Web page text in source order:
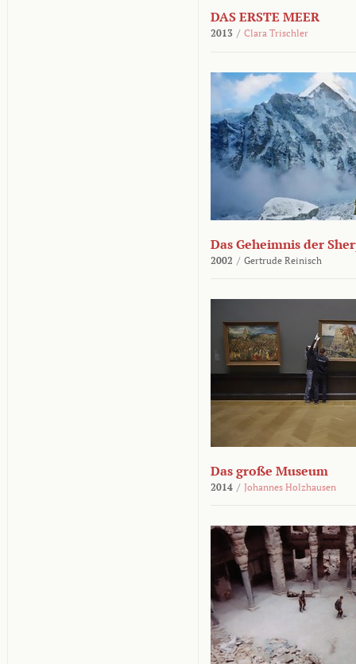
DAS ERSTE MEER
2013 / Clara Trischler
Das Geheimnis der
2002 / Gertrude Reinisch
Das große Museum
2014 / Johannes Holzhausen